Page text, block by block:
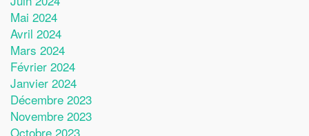
Mai 2024
Avril 2024
Mars 2024
Février 2024
Janvier 2024
Décembre 2023
Novembre 2023
Octobre 2023